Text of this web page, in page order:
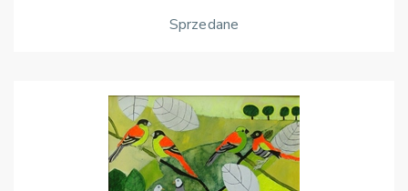
Sprzedane